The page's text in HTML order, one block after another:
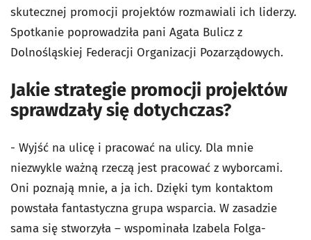
skutecznej promocji projektów rozmawiali ich liderzy.
Spotkanie poprowadziła pani Agata Bulicz z
Dolnośląskiej Federacji Organizacji Pozarządowych.
Jakie strategie promocji projektów
sprawdzały się dotychczas?
- Wyjść na ulicę i pracować na ulicy. Dla mnie
niezwykle ważną rzeczą jest pracować z wyborcami.
Oni poznają mnie, a ja ich. Dzięki tym kontaktom
powstała fantastyczna grupa wsparcia. W zasadzie
sama się stworzyła – wspominała Izabela Folga-